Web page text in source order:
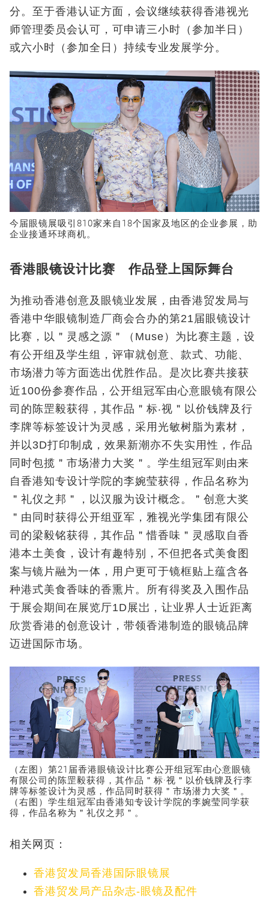
分。至于香港认证方面，会议继续获得香港视光
师管理委员会认可，可申请三小时（参加半日）
或六小时（参加全日）持续专业发展学分。
今届眼镜展吸引810家来自18个国家及地区的企业参展，助
企业接通环球商机。
香港眼镜设计比赛 作品登上国际舞台
为推动香港创意及眼镜业发展，由香港贸发局与
香港中华眼镜制造厂商会合办的第21届眼镜设计
比赛，以＂灵感之源＂（Muse）为比赛主题，设
有公开组及学生组，评审就创意、款式、功能、
市场潜力等方面选出优胜作品。是次比赛共接获
近100份参赛作品，公开组冠军由心意眼镜有限公
司的陈罡毅获得，其作品＂标‧视＂以价钱牌及行
李牌等标签设计为灵感，采用光敏树脂为素材，
并以3D打印制成，效果新潮亦不失实用性，作品
同时包揽＂市场潜力大奖＂。学生组冠军则由来
自香港知专设计学院的李婉莹获得，作品名称为
＂礼仪之邦＂，以汉服为设计概念。＂创意大奖
＂由同时获得公开组亚军，雅视光学集团有限公
司的梁毅铭获得，其作品＂惜香味＂灵感取自香
港本土美食，设计有趣特别，不但把各式美食图
案与镜片融为一体，用户更可于镜框贴上蕴含各
种港式美食香味的香熏片。所有得奖及入围作品
于展会期间在展览厅1D展岀，让业界人士近距离
欣赏香港的创意设计，带领香港制造的眼镜品牌
迈进国际市场。
（左图）第21届香港眼镜设计比赛公开组冠军由心意眼镜
有限公司的陈罡毅获得，其作品＂标·视＂以价钱牌及行李
牌等标签设计为灵感，作品同时获得＂市场潜力大奖＂。
（右图）学生组冠军由香港知专设计学院的李婉莹同学获
得，作品名称为＂礼仪之邦＂。
相关网页：
香港贸发局香港国际眼镜展
香港贸发局产品杂志-眼镜及配件